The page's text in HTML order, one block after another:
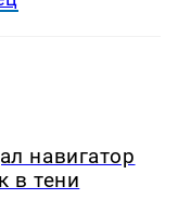
навигатор
в тени